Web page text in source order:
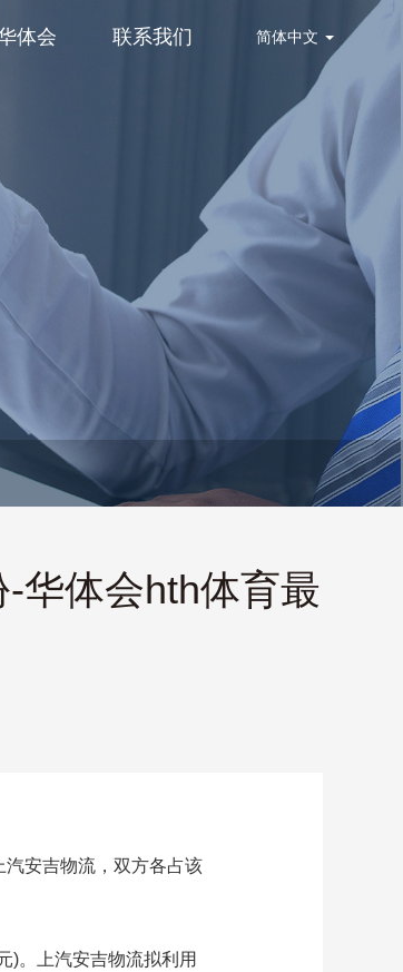
体会 联系我们 简体中文
华体会hth体育最
安吉物流，双方各占该
)。上汽安吉物流拟利用